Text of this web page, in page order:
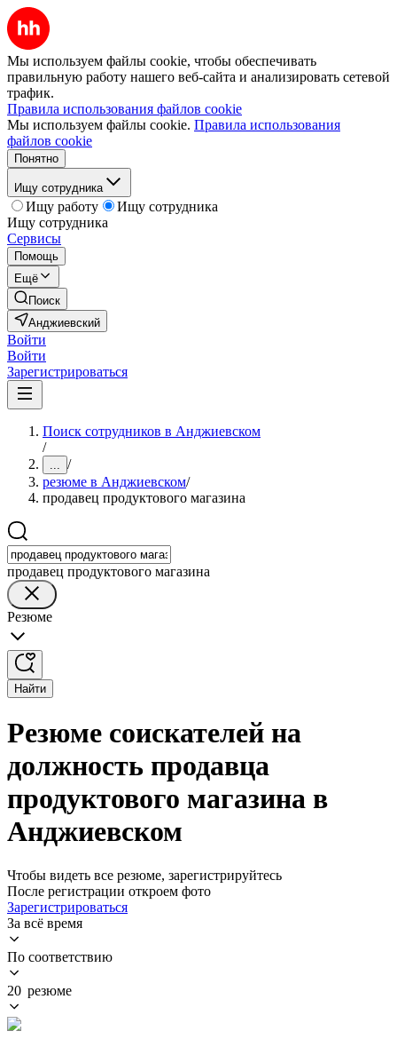
Мы используем файлы cookie, чтобы обеспечивать
правильную работу нашего веб-сайта и анализировать сетевой
трафик.
Правила использования файлов cookie
Мы используем файлы cookie. Правила использования
файлов cookie
Понятно
Ищу сотрудника
Ищу работу
Ищу сотрудника
Ищу сотрудника
Сервисы
Помощь
Ещё
Поиск
Анджиевский
Войти
Войти
Зарегистрироваться
Поиск сотрудников в Анджиевском
/
... /
резюме в Анджиевском/
продавец продуктового магазина
продавец продуктового магазина
Резюме
Найти
Резюме соискателей на
должность продавца
продуктового магазина в
Анджиевском
Чтобы видеть все резюме, зарегистрируйтесь
После регистрации откроем фото
Зарегистрироваться
За всё время
По соответствию
20 резюме